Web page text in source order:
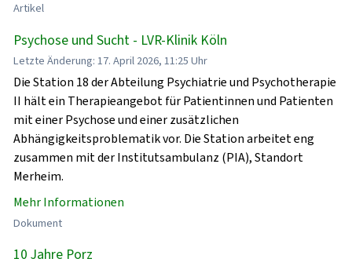
Artikel
Psychose und Sucht - LVR-Klinik Köln
Letzte Änderung: 17. April 2026, 11:25 Uhr
Die Station 18 der Abteilung Psychiatrie und Psychotherapie
II hält ein Therapieangebot für Patientinnen und Patienten
mit einer Psychose und einer zusätzlichen
Abhängigkeitsproblematik vor. Die Station arbeitet eng
zusammen mit der Institutsambulanz (PIA), Standort
Merheim.
Mehr Informationen
Dokument
10 Jahre Porz